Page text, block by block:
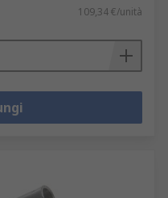
109,34 €/unità